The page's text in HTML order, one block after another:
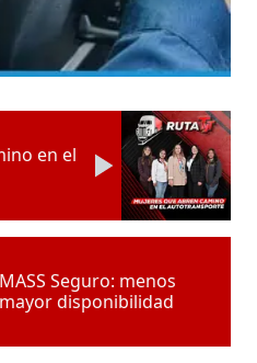
en el
Seguro: menos
disponibilidad